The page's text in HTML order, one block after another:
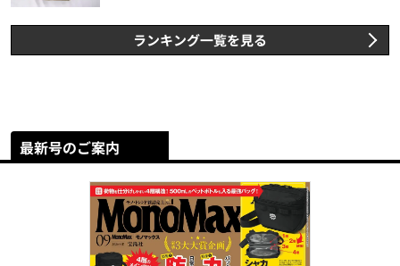
ランキング一覧を見る
最新号のご案内